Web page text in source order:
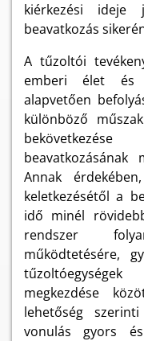
kiérkezési ideje
beavatkozás
A tűzoltói
emberi élet és
alapvetően
különböző
Annak
keletkezésétől a
idő minél
rendszer
működtetésére,
megkezdése
lehetőség
vonulás gyors